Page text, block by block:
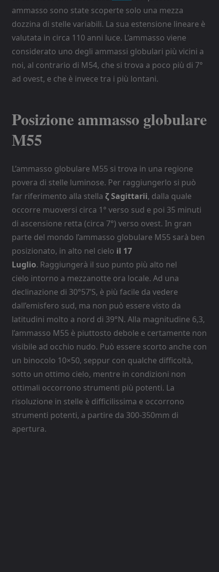
ammasso sono state scoperte solo una mezza
dozzina di stelle variabili. La sua estensione lineare è
valutata in circa 110 anni luce. L’ammasso viene
considerato uno degli ammassi globulari più vicini a
noi, al contrario di M54, che si trova a poco più di 7°
ad ovest, e che è invece tra i più lontani.
Posizioneammasso globulare
M55
L’ammasso globulare M55 si trova in una regione
povera di stelle luminose. Per raggiungerlo si può
far riferimento alla stella ζ Sagittarii, dalla quale
occorre muoversi circa 1° verso sud e poi 35 minuti
di ascensione retta (circa 7°) verso ovest. In gran
parte del mondo l’ammasso globulare M55 sarà ben
posizionato, in alto nel cielo il 17
Luglio. Raggiungerà il suo punto più alto nel
cielo intorno a mezzanotte ora locale. Ad una
declinazione di 30°57’S, è più facile da vedere
dall’emisfero sud, ma non può essere visto da
latitudini molto a nord di 39°N. Alla magnitudine 6,3,
l’ammasso M55 è piuttosto debole e certamente non
visibile ad occhio nudo. Può essere scorto anche con
un binocolo 10×50, seppur con qualche difficoltà,
sotto un ottimo cielo, mentre in condizioni non
ottimali occorrono strumenti più potenti. La
risoluzione in stelle è difficilissima e occorrono
strumenti potenti, a partire da 300-350mm di
apertura.